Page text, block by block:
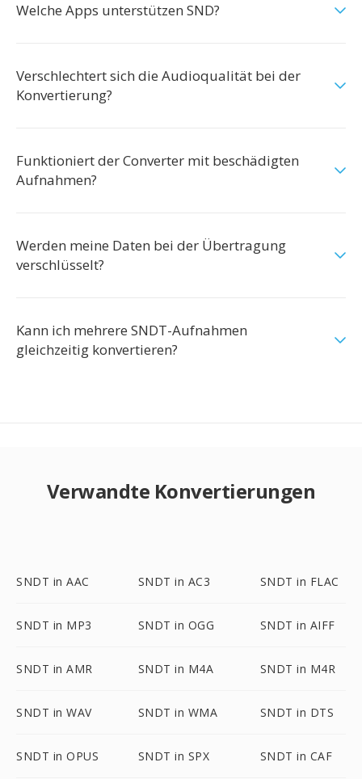
Welche Apps unterstützen SND?
Verschlechtert sich die Audioqualität bei der
Konvertierung?
Funktioniert der Converter mit beschädigten
Aufnahmen?
Werden meine Daten bei der Übertragung
verschlüsselt?
Kann ich mehrere SNDT-Aufnahmen
gleichzeitig konvertieren?
Verwandte Konvertierungen
SNDT in AAC SNDT in AC3 SNDT in FLAC
SNDT in MP3 SNDT in OGG SNDT in AIFF
SNDT in AMR SNDT in M4A SNDT in M4R
SNDT in WAV SNDT in WMA SNDT in DTS
SNDT in OPUS SNDT in SPX SNDT in CAF